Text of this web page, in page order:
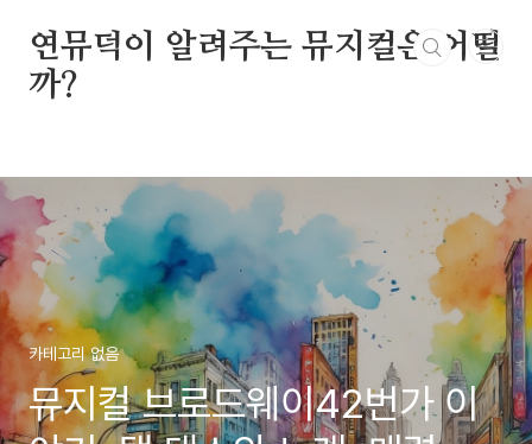
연뮤덕이 알려주는 뮤지컬은 어떨
까?
카테고리 없음
뮤지컬 브로드웨이42번가 이